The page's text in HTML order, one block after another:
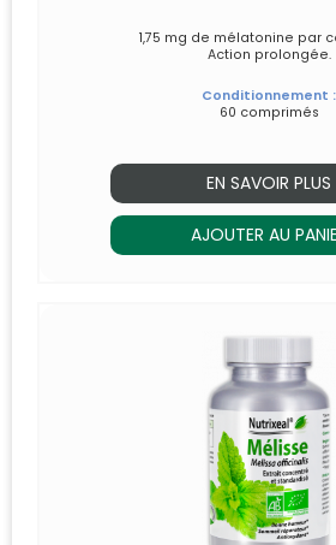
1,75 mg de mélatonine par
Action prolongée.
Conditionnement :
60 comprimés
EN SAVOIR PLUS
AJOUTER AU